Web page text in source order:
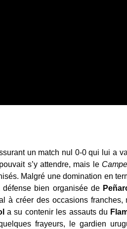
un match nul 0-0 qui lui a
s’y attendre, mais le
Malgré une domination en
bien organisée de
à créer des occasions franches,
a su contenir les assauts du
frayeurs, le gardien